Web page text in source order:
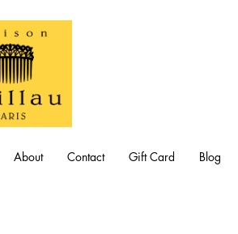
About Contact Gift Card Blog